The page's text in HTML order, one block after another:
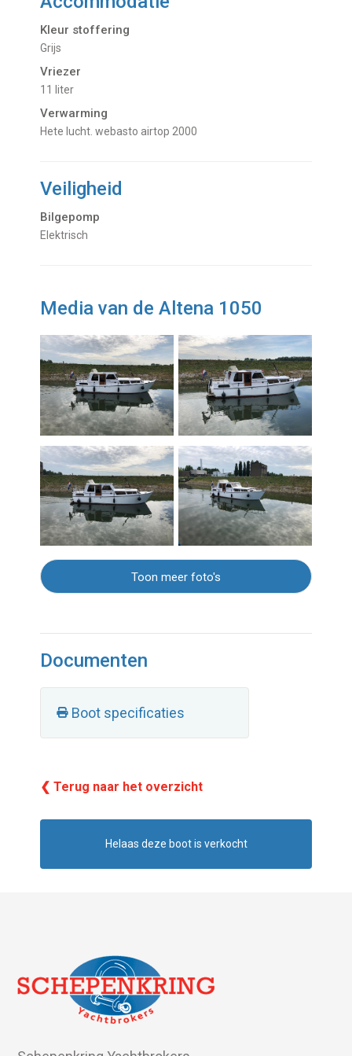
Kleur stoffering
Grijs
Vriezer
11 liter
Verwarming
hete lucht. webasto airtop 2000
Veiligheid
Bilgepomp
Elektrisch
Media van de Altena 1050
Toon meer foto's
Documenten
Boot specificaties
❮ Terug naar het overzicht
Helaas deze boot is verkocht